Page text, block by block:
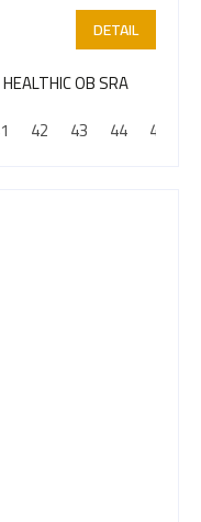
DETAIL
OB SRA
42 43 44 45